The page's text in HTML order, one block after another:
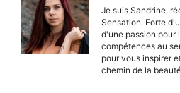
Je suis Sandrine,
Sensation. Forte
d'une passion pour
compétences au
pour vous inspirer
chemin de la